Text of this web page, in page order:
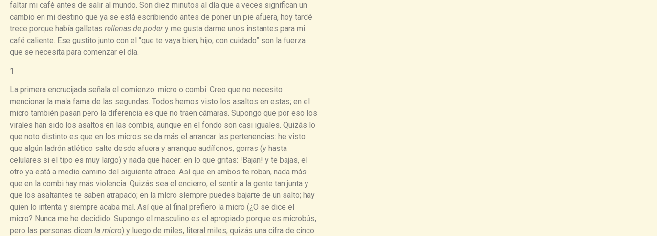
faltar mi café antes de salir al mundo. Son diez minutos al día que a veces significan un
cambio en mi destino que ya se está escribiendo antes de poner un pie afuera, hoy tardé
trece porque había galletas rellenas de podery me gusta darme unos instantes para mi
café caliente. Ese gustito junto con el “que te vaya bien, hijo; con cuidado” son la fuerza
que se necesita para comenzar el día.
1
La primera encrucijada señala el comienzo: micro o combi. Creo que no necesito
mencionar la mala fama de las segundas. Todos hemos visto los asaltos en estas; en el
micro también pasan pero la diferencia es que no traen cámaras. Supongo que por eso los
virales han sido los asaltos en las combis, aunque en el fondo son casi iguales. Quizás lo
que noto distinto es que en los micros se da más el arrancar las pertenencias: he visto
que algún ladrón atlético salte desde afuera y arranque audífonos, gorras (y hasta
celulares si el tipo es muy largo) y nada que hacer: en lo que gritas: !Bajan! y te bajas, el
otro ya está a medio camino del siguiente atraco. Así que en ambos te roban, nada más
que en la combi hay más violencia. Quizás sea el encierro, el sentir a la gente tan junta y
que los asaltantes te saben atrapado; en la micro siempre puedes bajarte de un salto; hay
quien lo intenta y siempre acaba mal. Así que al final prefiero la micro (¿O se dice el
micro? Nunca me he decidido. Supongo el masculino es el apropiado porque es microbús,
pero las personas dicen la micro) y luego de miles, literal miles, quizás una cifra de cinco